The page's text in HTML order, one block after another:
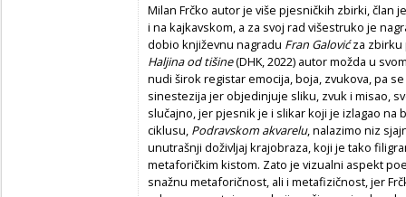
Milan Frčko autor je više pjesničkih zbirki, član
i na kajkavskom, a za svoj rad višestruko je
dobio književnu nagradu Fran Galovićza zbirku
Haljina od tišine(DHK, 2022) autor možda u
nudi širok registar emocija, boja, zvukova, pa
sinestezija jer objedinjuje sliku, zvuk i misao,
slučajno, jer pjesnik je i slikar koji je izlagao
ciklusu, Podravskom akvarelu, nalazimo niz
unutrašnji doživljaj krajobraza, koji je tako
metaforičkim kistom. Zato je vizualni aspekt
snažnu metaforičnost, ali i metafizičnost, jer